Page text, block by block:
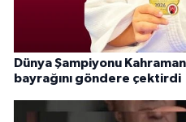
Dünya Şampiyonu
bayrağını göndere çektirdi